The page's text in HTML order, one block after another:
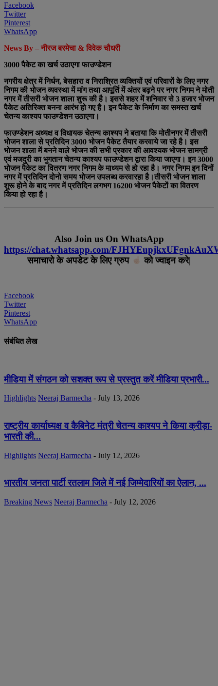
Facebook
Twitter
Pinterest
WhatsApp
News By – नीरज बरमेचा & विवेक चौधरी
3000 पैकेट का खर्च उठाएगा फाउण्डेशन
नगरीय क्षेत्र में निर्धन, बेसहारा व निराश्रित व्यक्तियों एवं परिवारों के लिए नगर
निगम की भोजन व्यवस्था में मांग तथा आपूर्ति में अंतर बढ़ने पर नगर निगम ने मोती
नगर में तीसरी भोजन शाला शुरू की है। इससे शहर में शनिवार से 3 हजार भोजन
पैकेट अतिरिक्त बनना आरंभ हो गए है। इन पैकेट के निर्माण का समस्त खर्च
चेतन्य काश्यप फाउण्डेशन उठाएगा।
फाउण्डेशन अध्यक्ष व विधायक चेतन्य काश्यप ने बताया कि मोतीनगर में तीसरी
भोजन शाला से प्रतिदिन 3000 भोजन पैकेट तैयार करवाये जा रहे है। इस
भोजन शाला में बनने वाले भोजन की सभी प्रकार की आवश्यक भोजन सामग्री
एवं मजदुरी का भुगतान चेतन्य काश्यप फाउण्डेशन द्वारा किया जाएगा। इन 3000
भोजन पैकेट का वितरण नगर निगम के माध्यम से हो रहा है। नगर निगम इन दिनों
नगर में प्रतिदिन दोनो समय भोजन उपलब्ध करवारहा है।तीसरी भोजन शाला
शुरू होने के बाद नगर में प्रतिदिन लगभग 16200 भोजन पैकेटों का वितरण
किया हो रहा है।
Also Join us On WhatsApp
https://chat.whatsapp.com/
समाचारो के अपडेट के लिए ग्रुप
को ज्वाइन करे|
Facebook
Twitter
Pinterest
WhatsApp
संबंधित लेख
मीडिया में संगठन को सशक्त रूप से प्रस्तुत करें मीडिया प्रभारी...
Highlights Neeraj Barmecha - July 13, 2026
राष्ट्रीय कार्याध्यक्ष व कैबिनेट मंत्री चेतन्य काश्यप ने किया क्रीड़ा-
भारती की...
Highlights Neeraj Barmecha - July 12, 2026
भारतीय जनता पार्टी रतलाम जिले में नई जिम्मेदारियों का ऐलान, ...
Breaking News Neeraj Barmecha - July 12, 2026